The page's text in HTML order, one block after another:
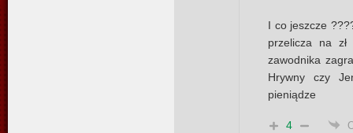
I co jeszcze
przelicza na
zawodnika
Hrywny czy
pieniądze
4